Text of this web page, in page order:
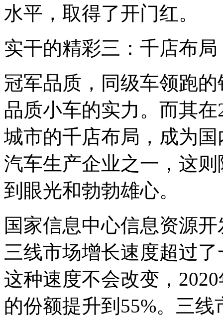
水平，取得了开门红。
实干的精彩三：千店布
冠军品质，同级车领跑
品质小车的实力。而其
城市的千店布局，成为
汽车生产企业之一，这
到眼光和勃勃雄心。
国家信息中心信息资源
三线市场增长速度超过
这种速度不会改变，
的份额提升到55%。三